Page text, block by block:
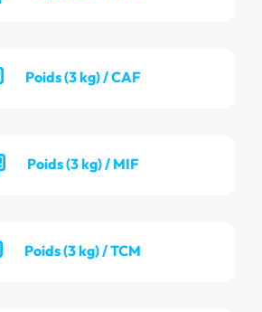
Poids (3 kg) / CAF
Poids (3 kg) / MIF
Poids (3 kg) / TCM